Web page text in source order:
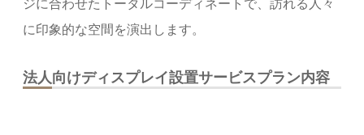
ジに合わせたトータルコーディネートで、訪れる人々
に印象的な空間を演出します。
法人向けディスプレイ設置サービスプラン内容